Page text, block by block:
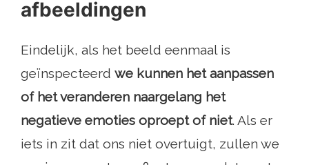
afbeeldingen
Eindelijk, als het beeld eenmaal is
geïnspecteerd we kunnen het aanpassen
of het veranderen naargelang het
negatieve emoties oproept of niet. Als er
iets in zit dat ons niet overtuigt, zullen we